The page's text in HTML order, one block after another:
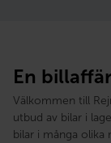
En
Välkommen till
utbud av bilar i
bilar i många